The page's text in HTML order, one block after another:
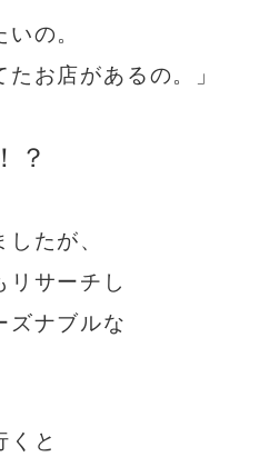
の。
お店があるの。」
？
たが、
リサーチし
ズナブルな
くと